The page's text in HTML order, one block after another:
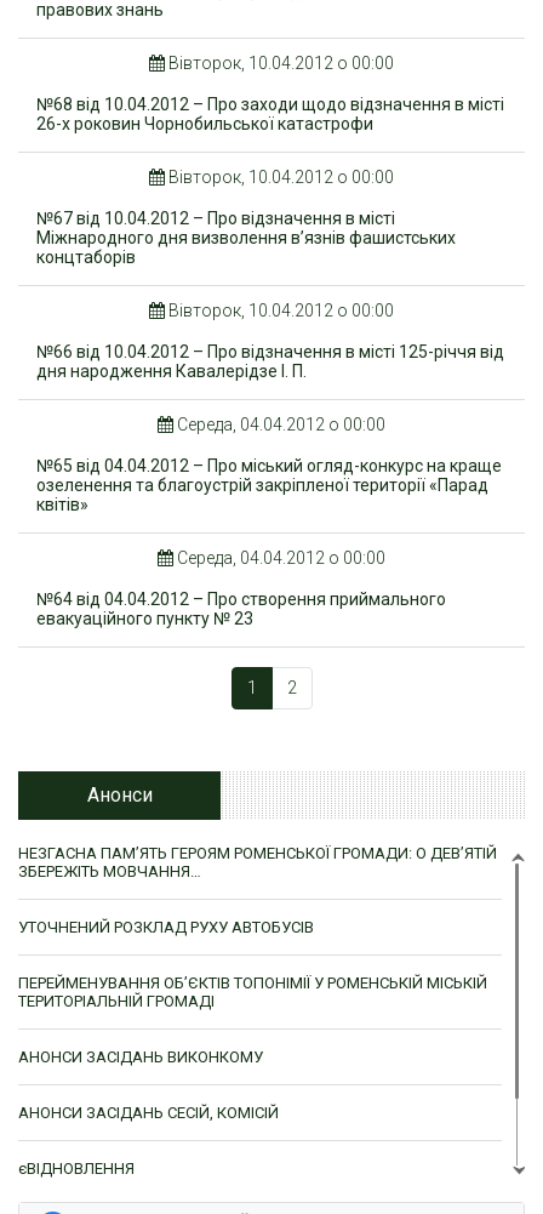
правових знань
Вівторок, 10.04.2012 о 00:00
№68 від 10.04.2012 – Про заходи щодо відзначення в місті
26-х роковин Чорнобильської катастрофи
Вівторок, 10.04.2012 о 00:00
№67 від 10.04.2012 – Про відзначення в місті
Міжнародного дня визволення в’язнів фашистських
концтаборів
Вівторок, 10.04.2012 о 00:00
№66 від 10.04.2012 – Про відзначення в місті 125-річчя від
дня народження Кавалерідзе І. П.
Середа, 04.04.2012 о 00:00
№65 від 04.04.2012 – Про міський огляд-конкурс на краще
озеленення та благоустрій закріпленої території «Парад
квітів»
Середа, 04.04.2012 о 00:00
№64 від 04.04.2012 – Про створення приймального
евакуаційного пункту № 23
1 2
Анонси
НЕЗГАСНА ПАМ’ЯТЬ ГЕРОЯМ РОМЕНСЬКОЇ ГРОМАДИ: О ДЕВ’ЯТІЙ
ЗБЕРЕЖІТЬ МОВЧАННЯ…
УТОЧНЕНИЙ РОЗКЛАД РУХУ АВТОБУСІВ
ПЕРЕЙМЕНУВАННЯ ОБ’ЄКТІВ ТОПОНІМІЇ У РОМЕНСЬКІЙ МІСЬКІЙ
ТЕРИТОРІАЛЬНІЙ ГРОМАДІ
АНОНСИ ЗАСІДАНЬ ВИКОНКОМУ
АНОНСИ ЗАСІДАНЬ СЕСІЙ, КОМІСІЙ
єВІДНОВЛЕННЯ